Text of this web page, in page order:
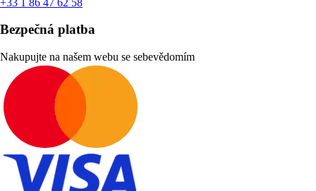
Bezpečná platba
Nakupujte na našem webu se sebevědomím